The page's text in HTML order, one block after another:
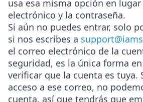
usa esa misma opción en
electrónico y la contraseña.
Si aún no puedes entrar, solo
si nos escribes a
el correo electrónico de la
seguridad, es la única forma
verificar que la cuenta es tuya.
acceso a ese correo, no
cuenta, así que tendrás que